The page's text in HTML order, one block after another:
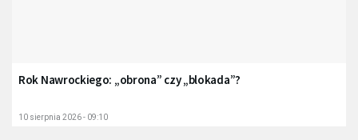
Rok Nawrockiego: „obrona” czy „blokada”?
10 sierpnia 2026 - 09:10